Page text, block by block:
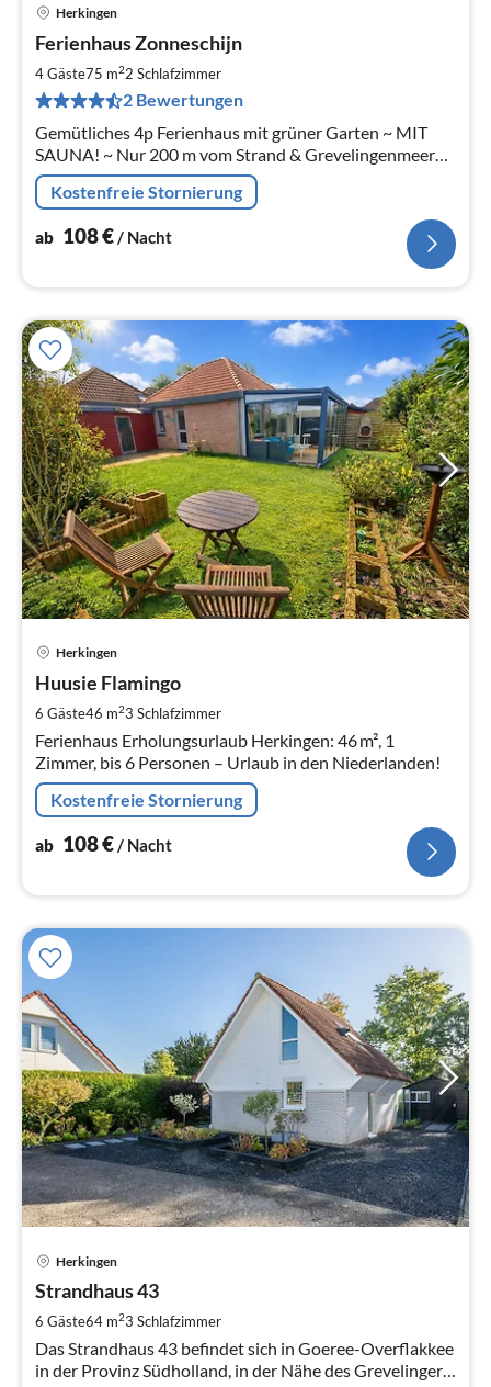
Herkingen
Ferienhaus Zonneschijn
4 Gäste75 m22 Schlafzimmer
2 Bewertungen
Gemütliches 4p Ferienhaus mit grüner Garten ~ MIT
SAUNA! ~ Nur 200 m vom Strand & Grevelingenmeer
entfernt ~ Nur 20 Minuten von Ouddorp an Nordsee
entfernt ~ Superhost auf AirBnB!
Kostenfreie Stornierung
ab 108€/ Nacht
Herkingen
Huusie Flamingo
6 Gäste46 m23 Schlafzimmer
Ferienhaus Erholungsurlaub Herkingen: 46 m², 1
Zimmer, bis 6 Personen – Urlaub in den Niederlanden!
Kostenfreie Stornierung
ab 108€/ Nacht
Herkingen
Strandhaus 43
6 Gäste64 m23 Schlafzimmer
Das Strandhaus 43 befindet sich in Goeree-Overflakkee
in der Provinz Südholland, in der Nähe des Grevelinger